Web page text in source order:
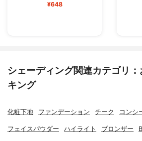
¥648
シェーディング関連カテゴリ
キング
化粧下地 ファンデーション チーク コンシ
フェイスパウダー ハイライト ブロンザー